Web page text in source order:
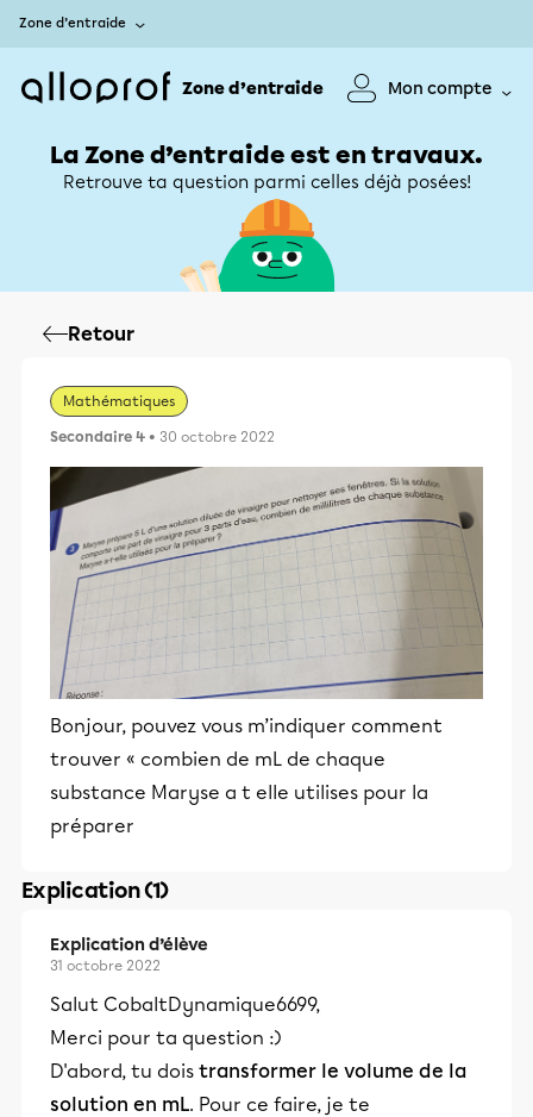
Zone d’entraide
Zone d’entraide Mon compte
La Zone d’entraide est en travaux.
Retrouve ta question parmi celles déjà posées!
Retour
Mathématiques
Secondaire 4 • 30 octobre 2022
Bonjour, pouvez vous m’indiquer comment
trouver « combien de mL de chaque
substance Maryse a t elle utilises pour la
préparer
Explication (1)
Explication d’élève
31 octobre 2022
Salut CobaltDynamique6699,
Merci pour ta question :)
D'abord, tu dois transformer le volume de la
solution en mL. Pour ce faire, je te